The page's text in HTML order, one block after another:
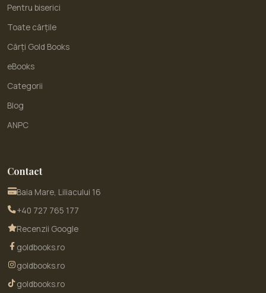
Pentru biserici
Toate cărțile
Cărți Gold Books
eBooks
Categorii
Blog
ANPC
Contact
Baia Mare, Liliacului 16
+40 727 765 177
Recenzii Google
goldbooks.ro
goldbooks.ro
goldbooks.ro